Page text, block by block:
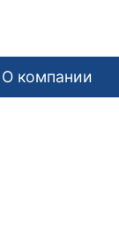
О компании